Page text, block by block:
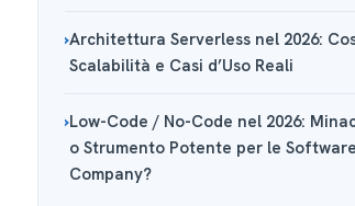
Architettura Serverless nel 2026:
Scalabilità e Casi d’Uso Reali
Low-Code / No-Code nel 2026:
o Strumento Potente per le Software
Company?